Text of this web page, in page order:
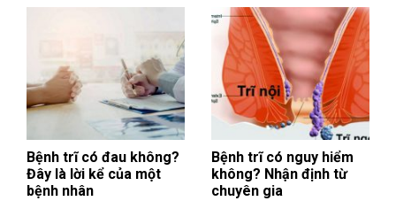
Bệnh trĩ có đau không?
Đây là lời kể của một
bệnh nhân
Bệnh trĩ có nguy hiểm
không? Nhận định từ
chuyên gia